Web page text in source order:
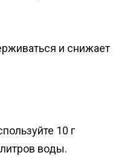
и снижает
10 г
воды.